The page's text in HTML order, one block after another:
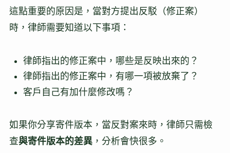
這點重要的原因是，當對方提出反駁（修正案）
時，律師需要知道以下事項：
律師指出的修正案中，哪些是反映出來的？
律師指出的修正案中，有哪一項被放棄了？
客戶自己有加什麼修改嗎？
如果你分享寄件版本，當反對案來時，律師只需檢
查與寄件版本的差異，分析會快很多。